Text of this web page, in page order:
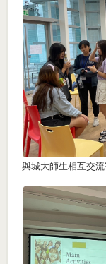
與城大師生相互交